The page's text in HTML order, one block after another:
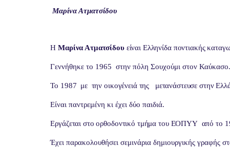
Μαρίνα Ατματσίδου
ΗΜαρίνα Ατματσίδουείναι Ελληνίδα ποντιακής
Γεννήθηκε το 1965 στην πόλη Σουχούμι στον
Το 1987 με την οικογένειά της μετανάστευσε στην
Είναι παντρεμένη κι έχει δύο παιδιά.
Εργάζεται στο ορθοδοντικό τμήμα του ΕΟΠΥΥ από το
Έχει παρακολουθήσει σεμινάρια δημιουργικής γραφής